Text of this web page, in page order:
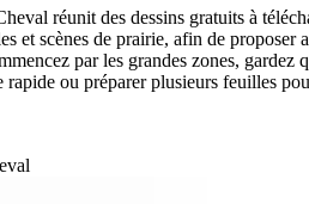
réunit des dessins gratuits à
et scènes de prairie, afin de proposer
par les grandes zones, gardez
ou préparer plusieurs feuilles